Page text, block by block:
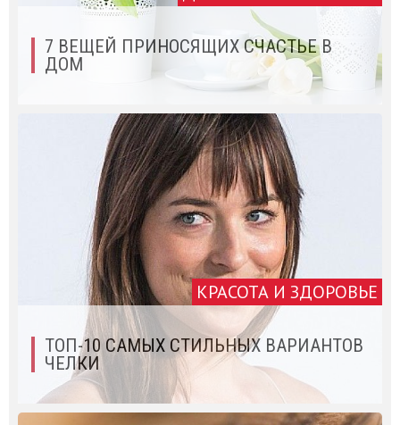
7 ВЕЩЕЙ ПРИНОСЯЩИХ СЧАСТЬЕ В
ДОМ
КРАСОТА И ЗДОРОВЬЕ
ТОП-10 САМЫХ СТИЛЬНЫХ ВАРИАНТОВ
ЧЕЛКИ